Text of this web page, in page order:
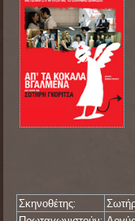
Σκηνοθέτης: